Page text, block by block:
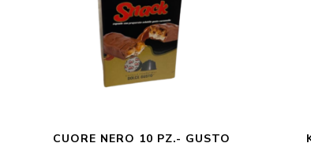
CUORE NERO 10 PZ.- GUSTO